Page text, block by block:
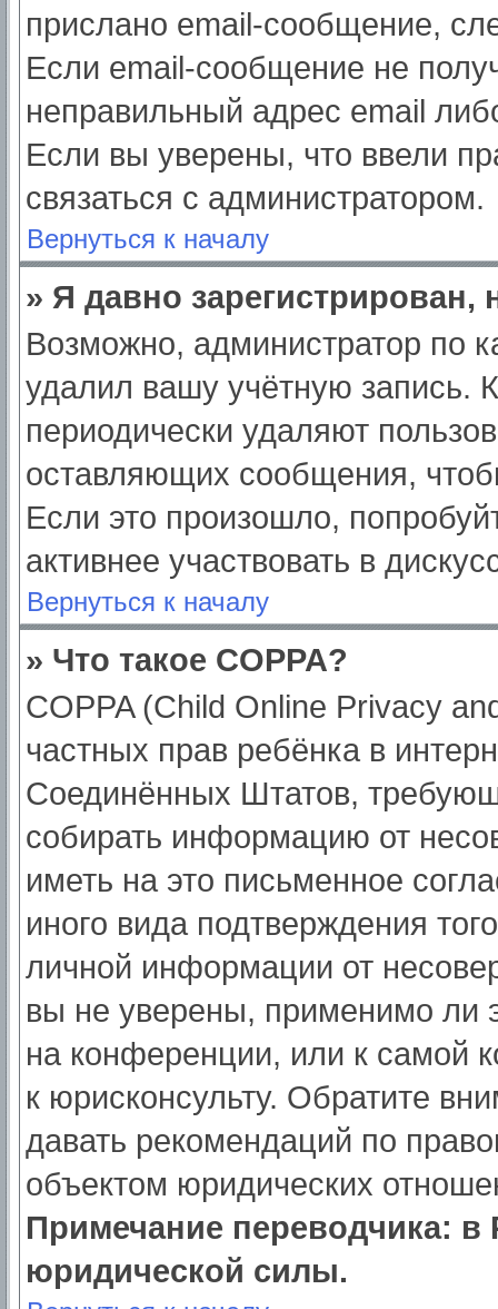
прислано email-сообщение,
Если email-сообщение не
неправильный адрес email
Если вы уверены, что ввели
связаться с администратором.
Вернуться к началу
» Я давно
Возможно, администратор по
удалил вашу учётную запись.
периодически удаляют
оставляющих сообщения,
Если это произошло,
активнее участвовать в
Вернуться к началу
» Что такое COPPA?
COPPA (Child Online Privacy
частных прав ребёнка в
Соединённых Штатов,
собирать информацию от
иметь на это письменное
иного вида подтверждения
личной информации от
вы не уверены, применимо ли
на конференции, или к самой
к юрисконсульту. Обратите
давать рекомендаций по
объектом юридических
Примечание переводчика: в
юридической силы.